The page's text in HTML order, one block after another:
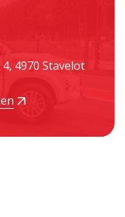
4970 Stavelot